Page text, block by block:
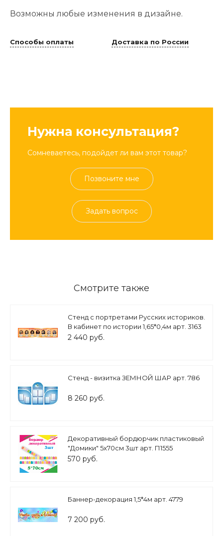
Возможны любые изменения в дизайне.
Способы оплаты Доставка по России
Нужна консультация?
Сомневаетесь, подойдет ли вам этот товар?
Позвоните мне
Задать вопрос
Смотрите также
Стенд с портретами Русских историков.
В кабинет по истории 1,65*0,4м арт. 3163
2 440 руб.
Стенд - визитка ЗЕМНОЙ ШАР арт. 786
8 260 руб.
Декоративный бордюрчик пластиковый
"Домики" 5х70см 3шт арт. П1555
570 руб.
Баннер-декорация 1,5*4м арт. 4779
7 200 руб.